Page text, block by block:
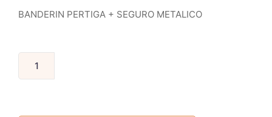
BANDERIN PERTIGA + SEGURO METALICO